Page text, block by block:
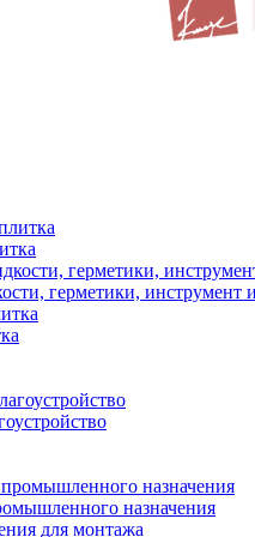
герметики, инструмент
назначения